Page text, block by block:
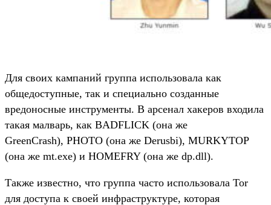
Для своих кампаний группа использовала как
общедоступные, так и специально созданные
вредоносные инструменты. В арсенал хакеров входила
такая малварь, как BADFLICK (она же
GreenCrash), PHOTO (она же Derusbi), MURKYTOP
(она же mt.exe) и HOMEFRY (она же dp.dll).
Также известно, что группа часто использовала Tor
для доступа к своей инфраструктуре, которая